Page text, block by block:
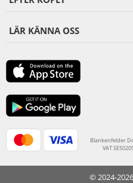
LÄR KÄNNA OSS
Blankenfelder
VAT
© 2024-